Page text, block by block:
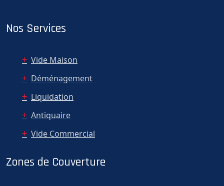
Nos Services
Vide Maison
Déménagement
Liquidation
Antiquaire
Vide Commercial
Zones de Couverture